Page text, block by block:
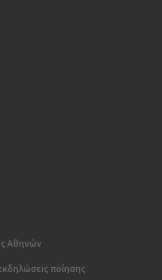
Αθηνών
ποίησης